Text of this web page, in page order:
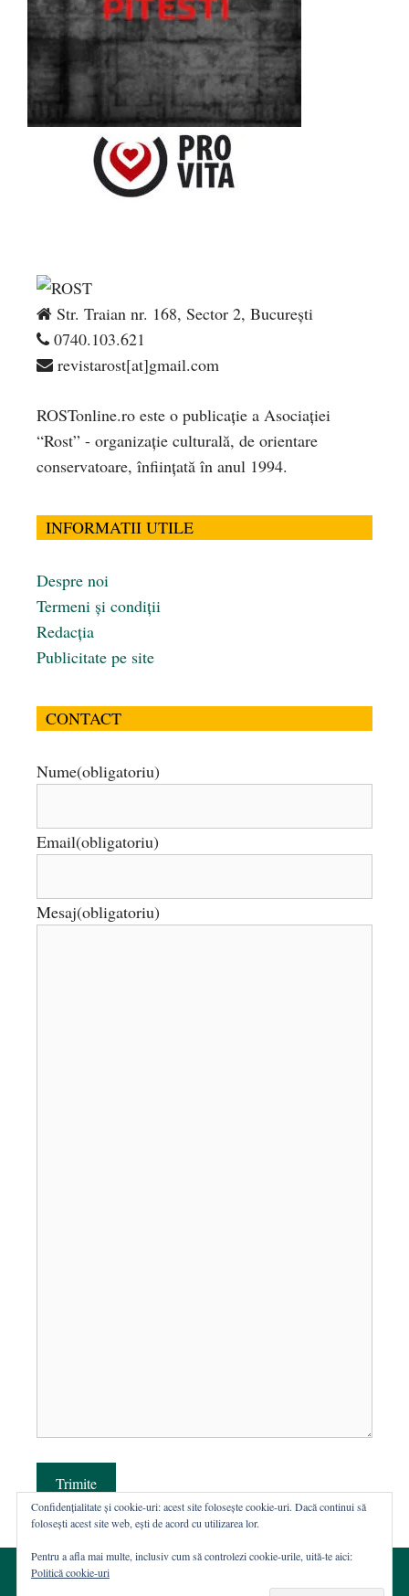
Str. Traian nr. 168, Sector 2, București
0740.103.621
revistarost[at]gmail.com
ROSTonline.ro este o publicaţie a Asociaţiei
“Rost” - organizaţie culturală, de orientare
conservatoare, înfiinţată în anul 1994.
INFORMATII UTILE
Despre noi
Termeni și condiții
Redacția
Publicitate pe site
CONTACT
Nume(obligatoriu)
Email(obligatoriu)
Mesaj(obligatoriu)
Trimite
Confidențialitate și cookie-uri: acest site folosește cookie-uri. Dacă continui să
folosești acest site web, ești de acord cu utilizarea lor.
Pentru a afla mai multe, inclusiv cum să controlezi cookie-urile, uită-te aici:
Politică cookie-uri